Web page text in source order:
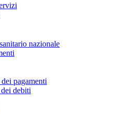
nazionale
pagamenti
debiti